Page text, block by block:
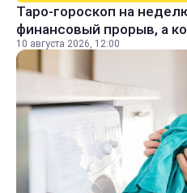
Таро-гороскоп на
финансовый прорыв, а
10 августа 2026, 12:00